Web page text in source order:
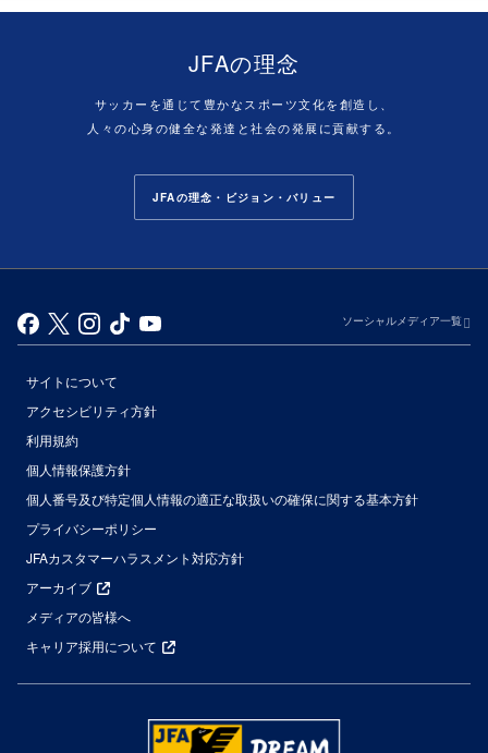
JFAの理念
サッカーを通じて豊かなスポーツ文化を創造し、
人々の心身の健全な発達と社会の発展に貢献する。
JFAの理念・ビジョン・バリュー
ソーシャルメディア一覧
サイトについて
アクセシビリティ方針
利用規約
個人情報保護方針
個人番号及び特定個人情報の適正な取扱いの確保に関する基本方針
プライバシーポリシー
JFAカスタマーハラスメント対応方針
アーカイブ
メディアの皆様へ
キャリア採用について